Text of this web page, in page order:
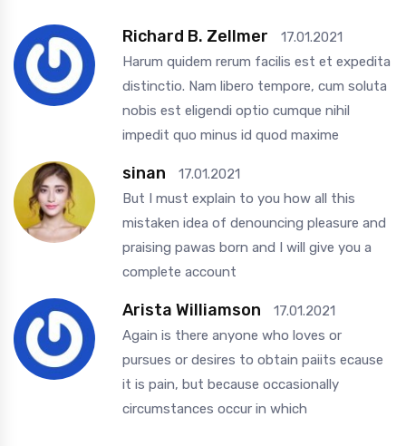
Richard B. Zellmer
17.01.2021
Harum quidem rerum facilis est et expedita
distinctio. Nam libero tempore, cum soluta
nobis est eligendi optio cumque nihil
impedit quo minus id quod maxime
sinan
17.01.2021
But I must explain to you how all this
mistaken idea of denouncing pleasure and
praising pawas born and I will give you a
complete account
Arista Williamson
17.01.2021
Again is there anyone who loves or
pursues or desires to obtain paiits ecause
it is pain, but because occasionally
circumstances occur in which